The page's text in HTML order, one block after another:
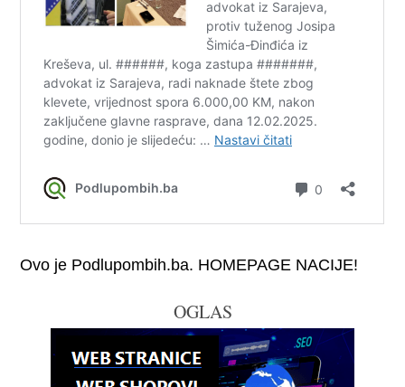
Ovo je Podlupombih.ba. HOMEPAGE NACIJE!
OGLAS